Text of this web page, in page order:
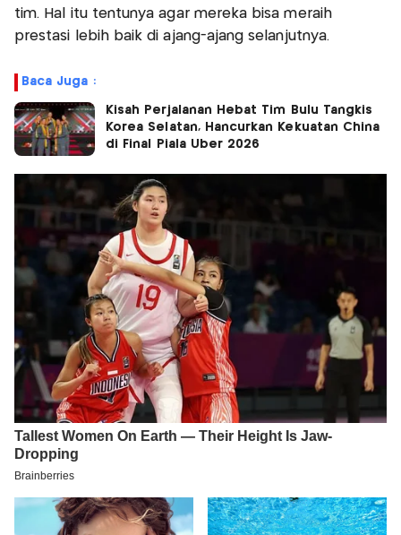
tim. Hal itu tentunya agar mereka bisa meraih
prestasi lebih baik di ajang-ajang selanjutnya.
Baca Juga :
Kisah Perjalanan Hebat Tim Bulu Tangkis
Korea Selatan, Hancurkan Kekuatan China
di Final Piala Uber 2026